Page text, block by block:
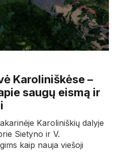
Karoliniškėse –
saugų eismą ir
Karoliniškių dalyje
Sietyno ir V.
kaip nauja viešoji